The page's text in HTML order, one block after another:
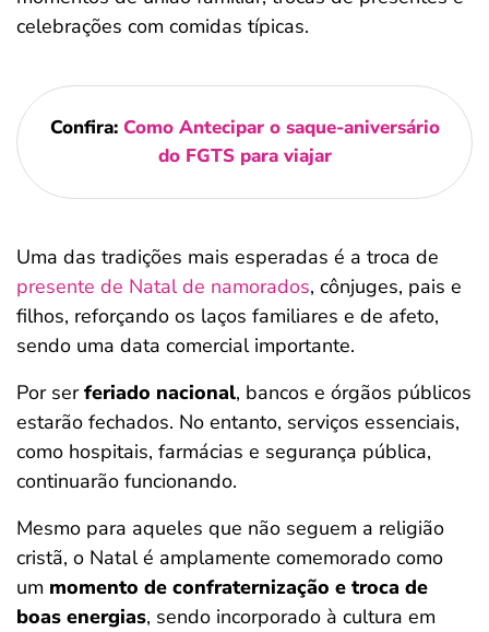
celebrações com comidas típicas.
Confira: Como Antecipar o saque-aniversário
do FGTS para viajar
Uma das tradições mais esperadas é a troca de
presente de Natal de namorados, cônjuges, pais e
filhos, reforçando os laços familiares e de afeto,
sendo uma data comercial importante.
Por serferiado nacional, bancos e órgãos públicos
estarão fechados. No entanto, serviços essenciais,
como hospitais, farmácias e segurança pública,
continuarão funcionando.
Mesmo para aqueles que não seguem a religião
cristã, o Natal é amplamente comemorado como
um momento de confraternização e troca de
boas energias, sendo incorporado à cultura em